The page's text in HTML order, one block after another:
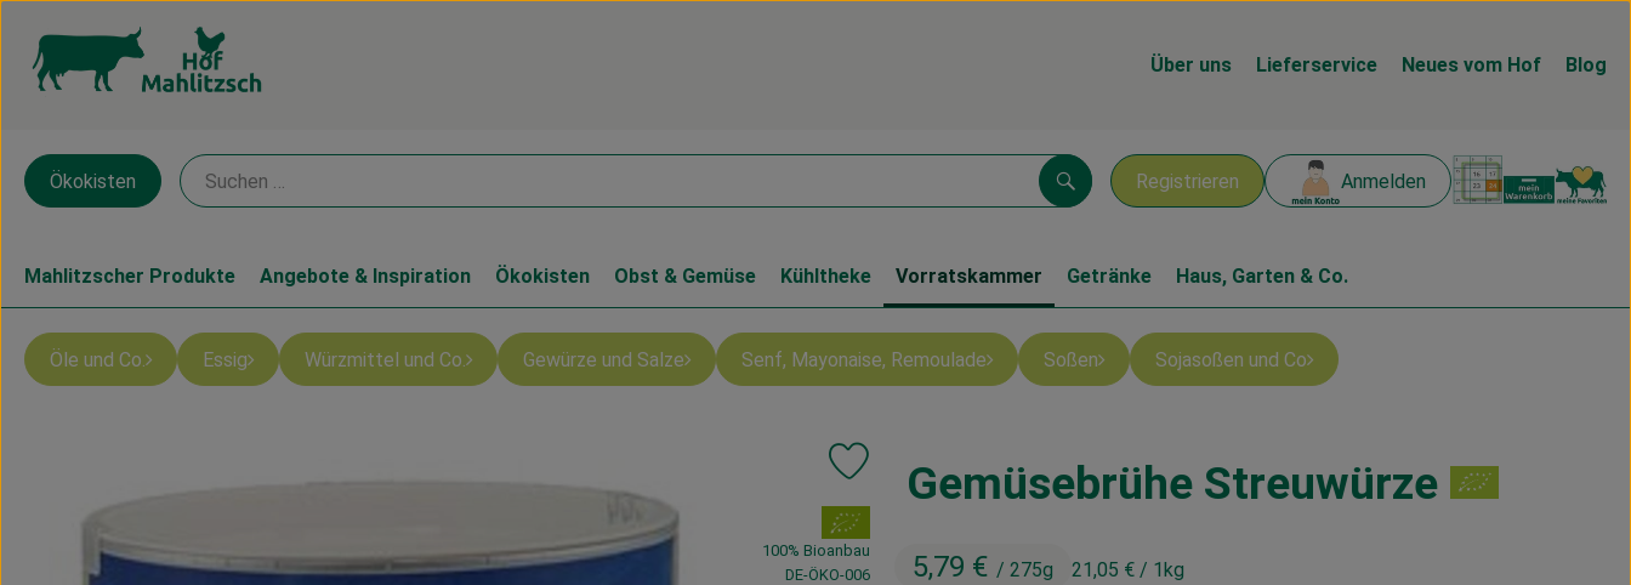
Über uns Lieferservice Neues vom Hof Blog
Registrieren Anmelden
Suchen
Ökokisten
Mahlitzscher Produkte Angebote & Inspiration Ökokisten Obst & Gemüse Kühltheke Vorratskammer Getränke Haus, Garten & Co.
Öle und Co. Essig Würzmittel und Co. Gewürze und Salze Senf, Mayonaise, Remoulade Soßen Sojasoßen und Co
Gemüsebrühe Streuwürze
5,79 € / 275g 21,05 € / 1kg
Produkt zu Favouriten hinzufügen
, Verband:
100% Bioanbau
, Kontrollstelle:
DE-ÖKO-006